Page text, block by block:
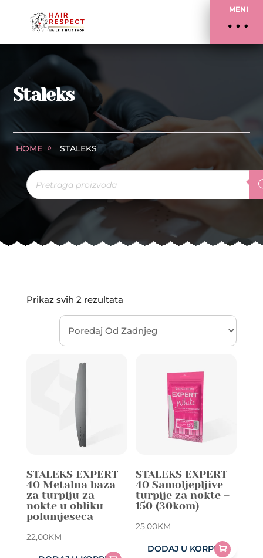
MENI
Staleks
HOME STALEKS
Products
search
Prikaz svih 2 rezultataSorted
latest
STALEKS EXPERT
40 Metalna baza
za turpiju za
nokte u obliku
polumjeseca
22,00KM
STALEKS EXPERT
40 Samoljepljive
turpije za nokte –
150 (30kom)
25,00KM
DODAJ U KORPU